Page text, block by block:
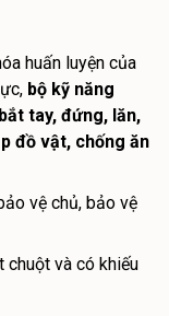
huấn luyện của
bộ kỹ năng
tay, đứng, lăn,
đồ vật, chống ăn
vệ chủ, bảo vệ
chuột và có khiếu